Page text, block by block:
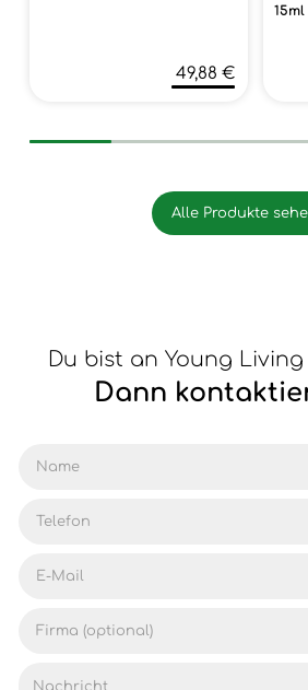
49,88 €
15ml
Alle Produkte
Du bist an Young
Dann